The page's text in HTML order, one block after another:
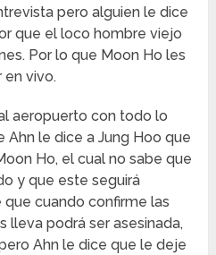
pero alguien le dice
que el loco hombre viejo
Por lo que Moon Ho les
en vivo.
aeropuerto con todo lo
le dice a Jung Hoo que
Ho, el cual no sabe que
y que este seguirá
cuando confirme las
lleva podrá ser asesinada,
Ahn le dice que le deje